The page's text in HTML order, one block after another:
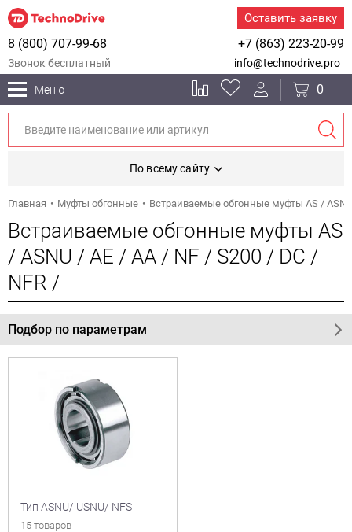
Оставить заявку
+7 (863) 223-20-99
8 (800) 707-99-68
Звонок бесплатный info@technodrive.pro
Меню 0
По всему сайту
Главная Муфты обгонные Встраиваемые обгонные муфты AS /
Встраиваемые обгонные муфты AS
/ ASNU / AE / AA / NF / S200 / DC /
NFR /
Подбор по параметрам
Тип ASNU/ USNU/ NFS
15 товаров